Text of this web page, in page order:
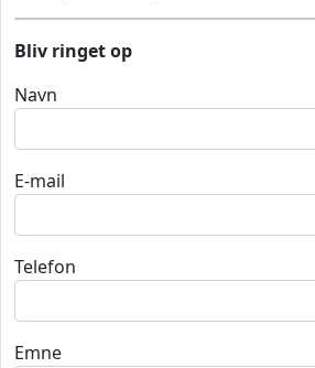
Bliv ringet op
Navn
E-mail
Telefon
Emne